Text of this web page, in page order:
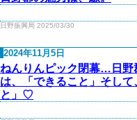
日野振興局 2025/03/30
2024年11月5日
ねんりんピック閉幕…日野
は、「できること」そして
と」♡